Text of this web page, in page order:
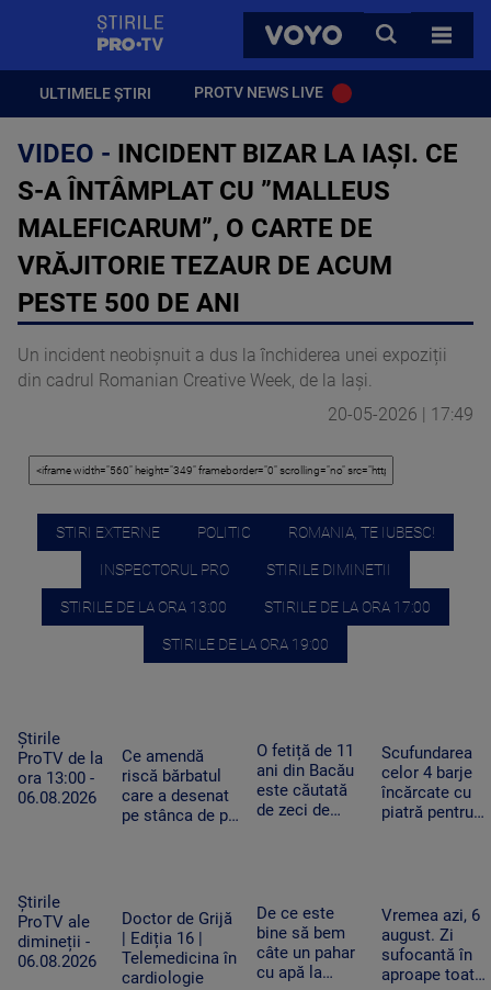
VOYO
CAUTA
TOATE
ULTIMELE ȘTIRI PROTV NEWS LIVE
VIDEO - INCIDENT BIZAR LA IAȘI. CE
S-A ÎNTÂMPLAT CU ”MALLEUS
MALEFICARUM”, O CARTE DE
VRĂJITORIE TEZAUR DE ACUM
PESTE 500 DE ANI
Un incident neobișnuit a dus la închiderea unei expoziții
din cadrul Romanian Creative Week, de la Iași.
20-05-2026 | 17:49
STIRI EXTERNE POLITIC ROMANIA, TE IUBESC!
INSPECTORUL PRO STIRILE DIMINETII
STIRILE DE LA ORA 13:00 STIRILE DE LA ORA 17:00
STIRILE DE LA ORA 19:00
Știrile
ProTV de la
ora 13:00 -
06.08.2026
Ce amendă
riscă bărbatul
care a desenat
pe stânca de pe
O fetiță de 11
ani din Bacău
este căutată
de zeci de
de acasă
Scufundarea
celor 4 barje
încărcate cu
piatră pentru
Știrile
ProTV ale
dimineții -
06.08.2026
Doctor de Grijă
| Ediția 16 |
Telemedicina în
cardiologie
De ce este
bine să bem
câte un pahar
cu apă la
Vremea azi, 6
august. Zi
sufocantă în
aproape toată